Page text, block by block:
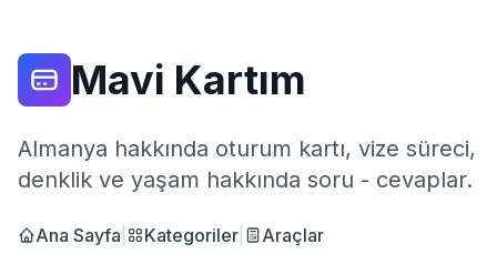
Mavi Kartım
Almanya hakkında oturum kartı, vize süreci,
denklik ve yaşam hakkında soru - cevaplar.
Ana Sayfa Kategoriler Araçlar